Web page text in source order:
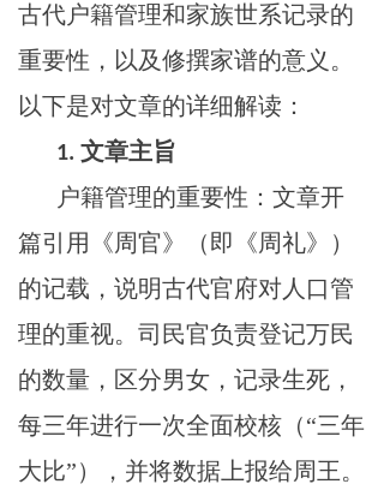
古代户籍管理和家族世系记录的
重要性，以及修撰家谱的意义。
以下是对文章的详细解读：
1. 文章主旨
户籍管理的重要性：文章开
篇引用《周官》（即《周礼》）
的记载，说明古代官府对人口管
理的重视。司民官负责登记万民
的数量，区分男女，记录生死，
每三年进行一次全面校核（“三年
大比”），并将数据上报给周王。